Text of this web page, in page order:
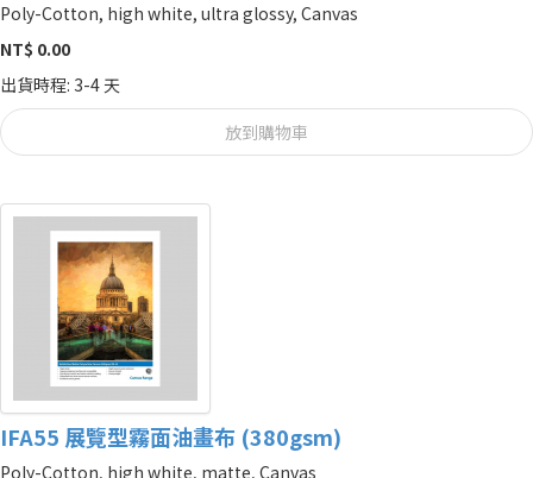
Poly-Cotton, high white, ultra glossy, Canvas
NT$ 0.00
出貨時程: 3-4 天
放到購物車
IFA55 展覽型霧面油畫布 (380gsm)
Poly-Cotton, high white, matte, Canvas